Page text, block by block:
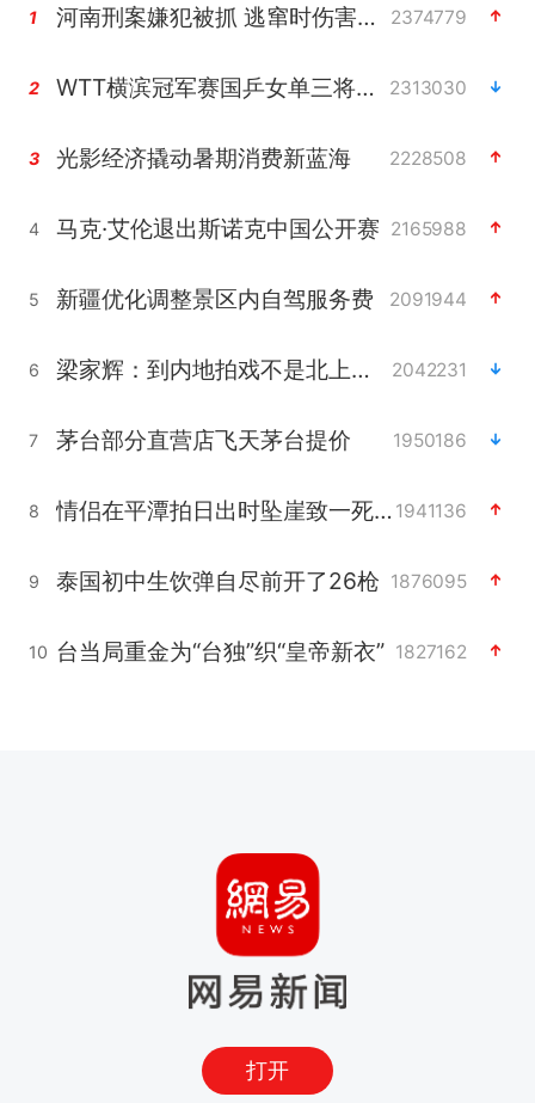
1 河南刑案嫌犯被抓 逃窜时伤害多人 2374779
2 WTT横滨冠军赛国乒女单三将晋级四强 2313030
3 光影经济撬动暑期消费新蓝海 2228508
4 马克·艾伦退出斯诺克中国公开赛 2165988
5 新疆优化调整景区内自驾服务费 2091944
6 梁家辉：到内地拍戏不是北上是回归 2042231
7 茅台部分直营店飞天茅台提价 1950186
8 情侣在平潭拍日出时坠崖致一死一伤 1941136
9 泰国初中生饮弹自尽前开了26枪 1876095
10 台当局重金为“台独”织“皇帝新衣” 1827162
打开